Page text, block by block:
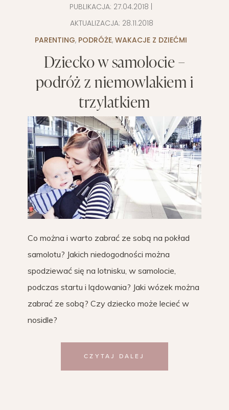
PUBLIKACJA: 27.04.2018 |
AKTUALIZACJA: 28.11.2018
PARENTING, PODRÓŻE, WAKACJE Z DZIEĆMI
Dziecko w samolocie –
podróż z niemowlakiem i
trzylatkiem
Co można i warto zabrać ze sobą na pokład
samolotu? Jakich niedogodności można
spodziewać się na lotnisku, w samolocie,
podczas startu i lądowania? Jaki wózek można
zabrać ze sobą? Czy dziecko może lecieć w
nosidle?
CZYTAJ DALEJ